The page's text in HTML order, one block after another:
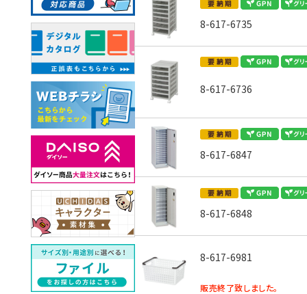
8-617-6735
8-617-6736
8-617-6847
8-617-6848
8-617-6981
販売終了致しました。